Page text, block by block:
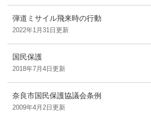
弾道ミサイル飛来時の行動
2022年1月31日更新
国民保護
2018年7月4日更新
奈良市国民保護協議会条例
2009年4月2日更新